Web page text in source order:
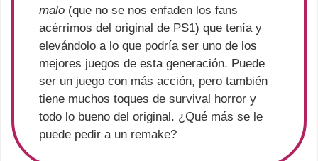
malo (que no se nos enfaden los fans
acérrimos del original de PS1) que tenía y
elevándolo a lo que podría ser uno de los
mejores juegos de esta generación. Puede
ser un juego con más acción, pero también
tiene muchos toques de survival horror y
todo lo bueno del original. ¿Qué más se le
puede pedir a un remake?